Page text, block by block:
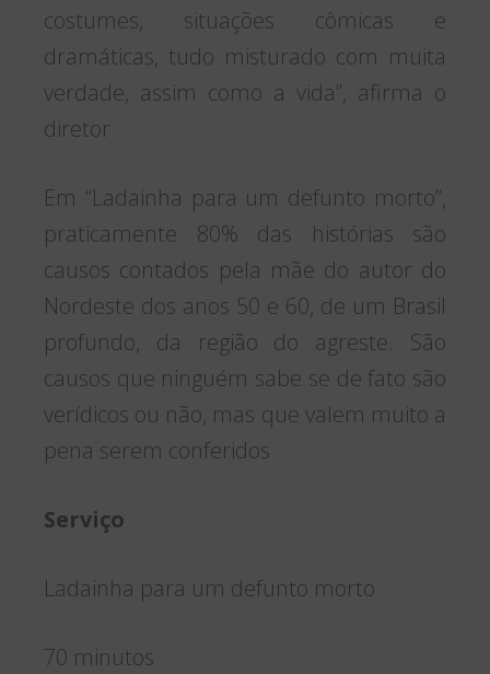
costumes, situações cômicas e
dramáticas, tudo misturado com muita
verdade, assim como a vida”, afirma o
diretor
Em “Ladainha para um defunto morto”,
praticamente 80% das histórias são
causos contados pela mãe do autor do
Nordeste dos anos 50 e 60, de um Brasil
profundo, da região do agreste. São
causos que ninguém sabe se de fato são
verídicos ou não, mas que valem muito a
pena serem conferidos
Serviço
Ladainha para um defunto morto
70 minutos